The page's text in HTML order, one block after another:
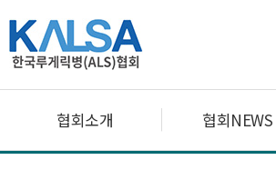
협회소개 협회NEWS